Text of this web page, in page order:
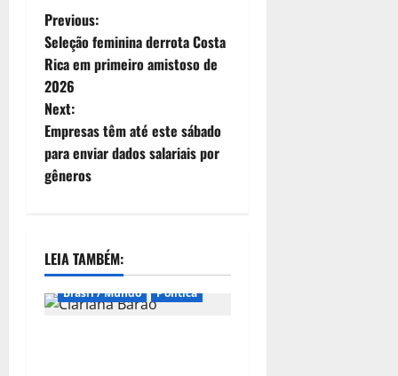
Previous:
Seleção feminina derrota Costa
Rica em primeiro amistoso de
2026
Next:
Empresas têm até este sábado
para enviar dados salariais por
gêneros
LEIA TAMBÉM:
Brasil / Mundo Política